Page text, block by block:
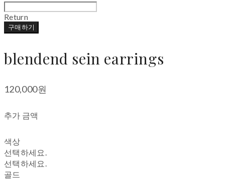
Return
구매하기
blendend sein earrings
120,000원
추가 금액
색상
선택하세요.
선택하세요.
골드